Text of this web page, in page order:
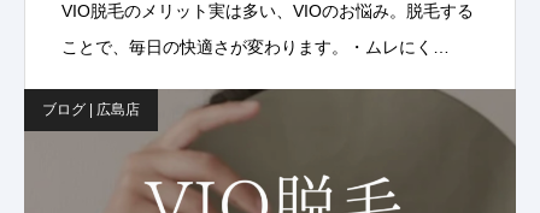
VIO脱毛のメリット実は多い、VIOのお悩み。脱毛する
ことで、毎日の快適さが変わります。・ムレにく…
ブログ | 広島店